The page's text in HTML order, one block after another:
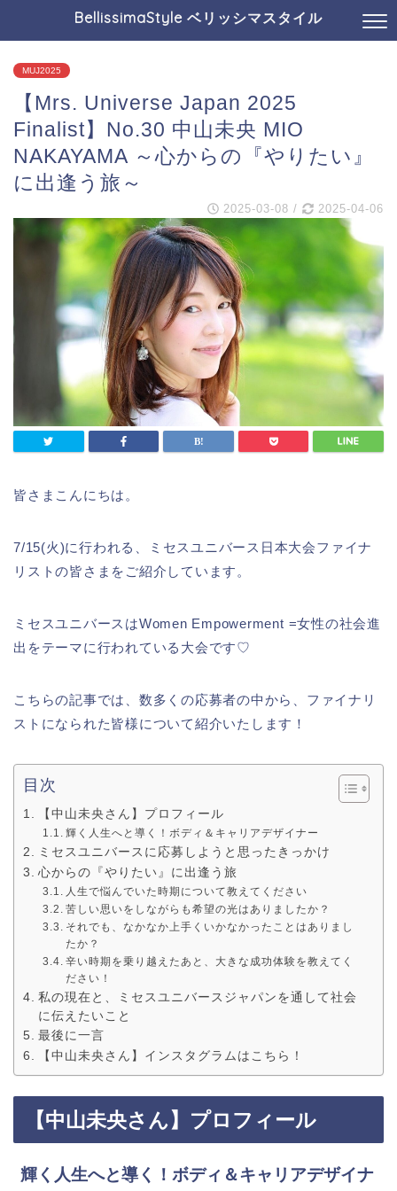
BellissimaStyle ベリッシマスタイル
MUJ2025
【Mrs. Universe Japan 2025
Finalist】No.30 中山未央 MIO
NAKAYAMA ～心からの『やりたい』
に出逢う旅～
2025-03-08 / 2025-04-06
皆さまこんにちは。
7/15(火)に行われる、ミセスユニバース日本大会ファイナ
リストの皆さまをご紹介しています。
ミセスユニバースはWomen Empowerment =女性の社会進
出をテーマに行われている大会です♡
こちらの記事では、数多くの応募者の中から、ファイナリ
ストになられた皆様について紹介いたします！
目次
【中山未央さん】プロフィール
輝く人生へと導く！ボディ＆キャリアデザイナー
ミセスユニバースに応募しようと思ったきっかけ
心からの『やりたい』に出逢う旅
人生で悩んでいた時期について教えてください
苦しい思いをしながらも希望の光はありましたか？
それでも、なかなか上手くいかなかったことはありまし
たか？
辛い時期を乗り越えたあと、大きな成功体験を教えてく
ださい！
私の現在と、ミセスユニバースジャパンを通して社会
に伝えたいこと
最後に一言
【中山未央さん】インスタグラムはこちら！
【中山未央さん】プロフィール
輝く人生へと導く！ボディ＆キャリアデザイナ